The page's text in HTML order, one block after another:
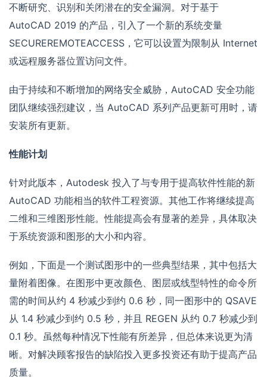
不断研究、识别和关闭潜在的安全漏洞。对于基于
AutoCAD 2019 的产品，引入了一个新的系统变量
SECUREREMOTEACCESS，它可以设置为限制从 Internet
或远程服务器位置访问文件。
由于持续和不断增加的网络安全威胁，AutoCAD 安全功能
团队继续强烈建议，当 AutoCAD 系列产品更新可用时，请
安装所有更新。
性能计划
针对此版本，Autodesk 投入了与专用于提高软件性能的新
AutoCAD 功能相当的软件工程资源。其他工作将继续提高
二维和三维图形性能。性能提高会有显著的差异，具体取决
于系统资源和图形的大小和内容。
例如，下面是一个测试图形中的一些典型结果，其中包括大
量附着图像。在图形中更改颜色、图层或线型特性的命令所
需的时间从约 4 秒减少到约 0.6 秒，同一图形中的 QSAVE
从 1.4 秒减少到约 0.5 秒，并且 REGEN 从约 0.7 秒减少到
0.1 秒。虽然每种情况下性能有所差异，但总体来说更为清
晰。对解决顾客报告的缺陷投入更多投资还有助于提高产品
质量。